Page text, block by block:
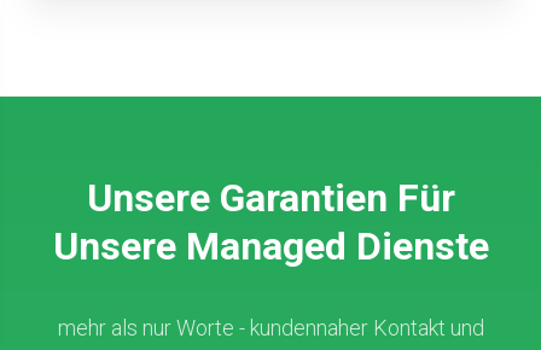
Unsere Garantien Für
Unsere Managed Dienste
mehr als nur Worte - kundennaher Kontakt und